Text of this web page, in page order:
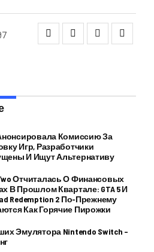
Комиссию За
Игр, Разработчики
И Ищут Альтернативу
Отчиталась О Финансовых
В Прошлом Квартале: GTA 5 И
Redemption 2 По-Прежнему
Как Горячие Пирожки
Эмулятора Nintendo Switch –